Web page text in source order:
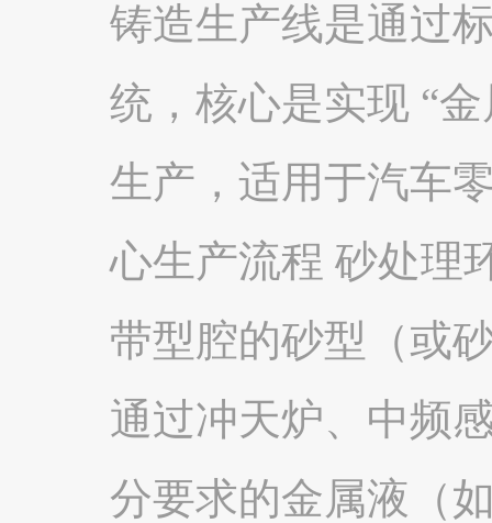
铸造生产线是通过
统，核心是实现 “
生产，适用于汽车
心生产流程 砂处理
带型腔的砂型（或
通过冲天炉、中频
分要求的金属液（